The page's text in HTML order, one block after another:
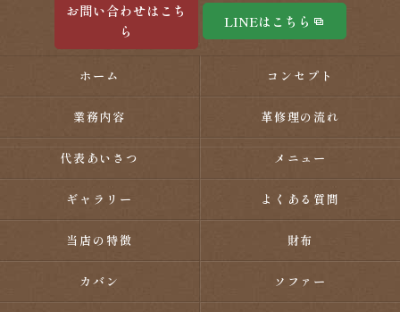
お問い合わせはこち
ら
LINEはこちら
ホーム コンセプト
業務内容 革修理の流れ
代表あいさつ メニュー
ギャラリー よくある質問
当店の特徴 財布
カバン ソファー